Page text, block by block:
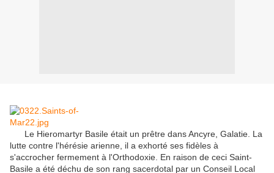
Le Hieromartyr Basile était un prêtre dansAncyre Galatie La
lutte contre l'hérésie arienne , il a exhorté ses fidèles à
s'accrocher fermement à l'Orthodoxie En raison de ceci Saint-
Basile a été déchu de son rang sacerdotal par un Conseil Local